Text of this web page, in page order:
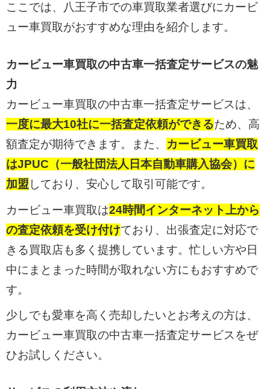
ここでは、八王子市での車買取業者選びにカービ
ュー車買取がおすすめな理由を紹介します。
カービュー車買取の中古車一括査定サービスの魅
力
カービュー車買取の中古車一括査定サービスは、
一度に最大10社に一括査定依頼ができるため、高
額査定が期待できます。また、
カービュー車買取
はJPUC（一般社団法人日本自動車購入協会）に
加盟 しており、安心して取引可能です。
カービュー車買取は24時間インターネット上から
の査定依頼を受け付けており、出張査定に対応で
きる買取店も多く提携しています。忙しい方や日
中にまとまった時間が取れない方にもおすすめで
す。
少しでも愛車を高く売却したいとお考えの方は、
カービュー車買取の中古車一括査定サービスをぜ
ひお試しください。